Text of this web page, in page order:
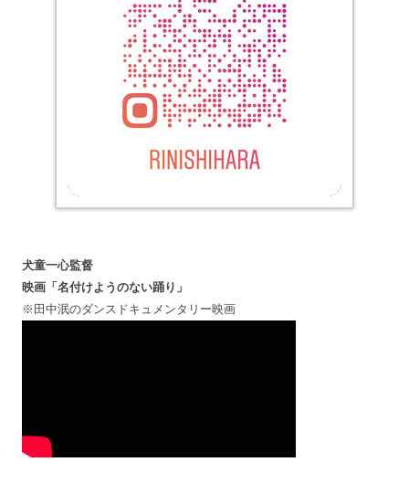
犬童一心監督
映画「名付けようのない踊り」
※田中泯のダンスドキュメンタリー映画